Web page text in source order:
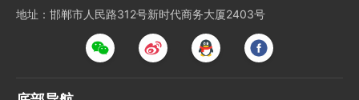
地址：邯郸市人民路312号新时代商务大厦2403号